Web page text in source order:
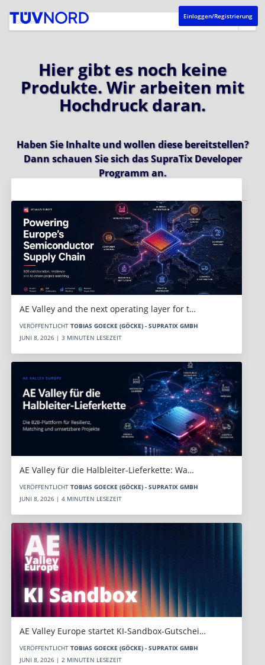
Einloggen/Registrierung
Hier gibt es noch keine
Produkte. Wir arbeiten mit
Hochdruck daran.
Haben Sie Inhalte und wollen diese bereitstellen?
Dann schauen Sie sich dasSupraTix Developer
Programman.
AE Valley and the next operating layer for t…
VERÖFFENTLICHT TOBIAS GOECKE (GÖCKE) - SUPRATIX GMBH
JUNI 8, 2026 | 3 MINUTEN LESEZEIT
AE Valley für die Halbleiter-Lieferkette: Wa…
VERÖFFENTLICHT TOBIAS GOECKE (GÖCKE) - SUPRATIX GMBH
JUNI 8, 2026 | 4 MINUTEN LESEZEIT
AE Valley Europe startet KI-Sandbox-Gutschei…
VERÖFFENTLICHT TOBIAS GOECKE (GÖCKE) - SUPRATIX GMBH
JUNI 8, 2026 | 2 MINUTEN LESEZEIT